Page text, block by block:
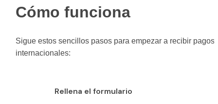
Cómo funciona
Sigue estos sencillos pasos para empezar a recibir pagos
internacionales:
Rellena el formulario